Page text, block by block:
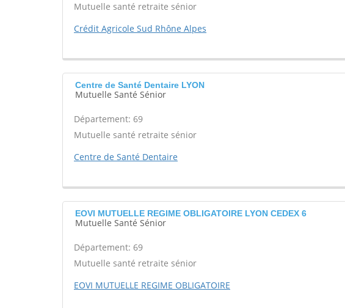
Mutuelle santé retraite sénior
Crédit Agricole Sud Rhône Alpes
Centre de Santé Dentaire LYON
Mutuelle Santé Sénior
Département: 69
Mutuelle santé retraite sénior
Centre de Santé Dentaire
EOVI MUTUELLE REGIME OBLIGATOIRE LYON CEDEX 6
Mutuelle Santé Sénior
Département: 69
Mutuelle santé retraite sénior
EOVI MUTUELLE REGIME OBLIGATOIRE